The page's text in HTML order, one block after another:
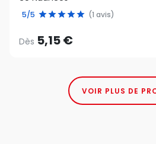
5/5 (1 avis)
Dès 5,15 €
VOIR PLUS DE